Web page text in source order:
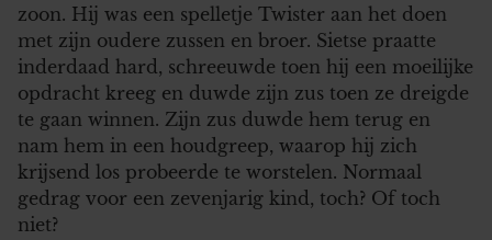
zoon. Hij was een spelletje Twister aan het doen
met zijn oudere zussen en broer. Sietse praatte
inderdaad hard, schreeuwde toen hij een moeilijke
opdracht kreeg en duwde zijn zus toen ze dreigde
te gaan winnen. Zijn zus duwde hem terug en
nam hem in een houdgreep, waarop hij zich
krijsend los probeerde te worstelen. Normaal
gedrag voor een zevenjarig kind, toch? Of toch
niet?